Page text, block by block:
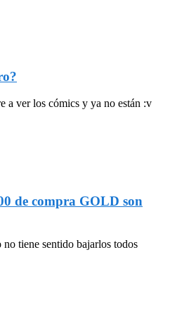
a ver los cómics y ya no están :v
de compra GOLD son
tiene sentido bajarlos todos